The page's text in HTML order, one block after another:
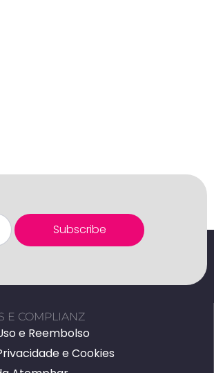
Subscribe
E COMPLIANZ
e Reembolso
e Cookies